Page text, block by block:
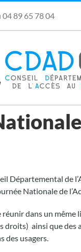
89 65 78 04
Départemental de
Nationale de
dans un
droits) ainsi que
des usagers.